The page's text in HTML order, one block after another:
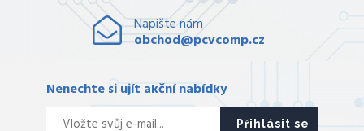
Napište nám
obchod@pcvcomp.cz
Nenechte si ujít akční nabídky
Přihlásit se